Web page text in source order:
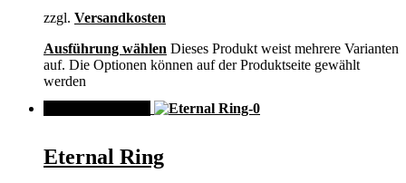
zzgl. Versandkosten
Ausführung wählen Dieses Produkt weist mehrere Varianten
auf. Die Optionen können auf der Produktseite gewählt
werden
Eternal Ring